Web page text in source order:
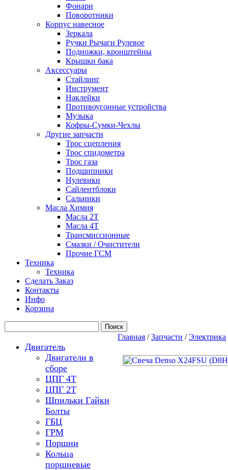
Фонари
Поворотники
Корпус навесное
Зеркала
Ручки Рычаги Рулевое
Подножки, кронштейны
Крышки бака
Аксессуары
Стайлинг
Инструмент
Наклейки
Противоугонные устройства
Музыка
Кофры-Сумки-Чехлы
Другие запчасти
Трос сцепления
Трос спидометра
Трос газа
Подшипники
Нулевики
Сайлентблоки
Сальники
Масла Химия
Масла 2Т
Масла 4Т
Трансмиссионные
Смазки / Очистители
Прочие ГСМ
Техника
Техника
Сделать Заказ
Контакты
Инфо
Корзина
Двигатель
Двигатели в
сборе
ЦПГ 4Т
ЦПГ 2Т
Шпильки Гайки
Болты
ГБЦ
ГРМ
Поршни
Кольца
поршневые
Главная /Запчасти /Электрика